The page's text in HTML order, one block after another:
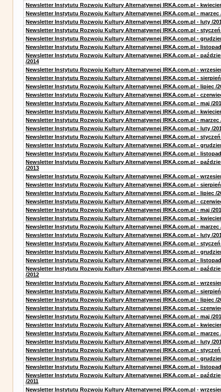
Newsletter Instytutu Rozwoju Kultury Alternatywnej IRKA.com.pl -
Newsletter Instytutu Rozwoju Kultury Alternatywnej IRKA.com.pl - marzec
Newsletter Instytutu Rozwoju Kultury Alternatywnej IRKA.com.pl - luty /
Newsletter Instytutu Rozwoju Kultury Alternatywnej IRKA.com.pl - styczeń
Newsletter Instytutu Rozwoju Kultury Alternatywnej IRKA.com.pl -
Newsletter Instytutu Rozwoju Kultury Alternatywnej IRKA.com.pl - listopad
Newsletter Instytutu Rozwoju Kultury Alternatywnej IRKA.com.pl -
/2014
Newsletter Instytutu Rozwoju Kultury Alternatywnej IRKA.com.pl -
Newsletter Instytutu Rozwoju Kultury Alternatywnej IRKA.com.pl - sierpień
Newsletter Instytutu Rozwoju Kultury Alternatywnej IRKA.com.pl - lipiec /
Newsletter Instytutu Rozwoju Kultury Alternatywnej IRKA.com.pl -
Newsletter Instytutu Rozwoju Kultury Alternatywnej IRKA.com.pl - maj /
Newsletter Instytutu Rozwoju Kultury Alternatywnej IRKA.com.pl -
Newsletter Instytutu Rozwoju Kultury Alternatywnej IRKA.com.pl - marzec
Newsletter Instytutu Rozwoju Kultury Alternatywnej IRKA.com.pl - luty /
Newsletter Instytutu Rozwoju Kultury Alternatywnej IRKA.com.pl - styczeń
Newsletter Instytutu Rozwoju Kultury Alternatywnej IRKA.com.pl -
Newsletter Instytutu Rozwoju Kultury Alternatywnej IRKA.com.pl - listopad
Newsletter Instytutu Rozwoju Kultury Alternatywnej IRKA.com.pl -
/2013
Newsletter Instytutu Rozwoju Kultury Alternatywnej IRKA.com.pl -
Newsletter Instytutu Rozwoju Kultury Alternatywnej IRKA.com.pl - sierpień
Newsletter Instytutu Rozwoju Kultury Alternatywnej IRKA.com.pl - lipiec /
Newsletter Instytutu Rozwoju Kultury Alternatywnej IRKA.com.pl -
Newsletter Instytutu Rozwoju Kultury Alternatywnej IRKA.com.pl - maj /
Newsletter Instytutu Rozwoju Kultury Alternatywnej IRKA.com.pl -
Newsletter Instytutu Rozwoju Kultury Alternatywnej IRKA.com.pl - marzec
Newsletter Instytutu Rozwoju Kultury Alternatywnej IRKA.com.pl - luty /
Newsletter Instytutu Rozwoju Kultury Alternatywnej IRKA.com.pl - styczeń
Newsletter Instytutu Rozwoju Kultury Alternatywnej IRKA.com.pl -
Newsletter Instytutu Rozwoju Kultury Alternatywnej IRKA.com.pl - listopad
Newsletter Instytutu Rozwoju Kultury Alternatywnej IRKA.com.pl -
/2012
Newsletter Instytutu Rozwoju Kultury Alternatywnej IRKA.com.pl -
Newsletter Instytutu Rozwoju Kultury Alternatywnej IRKA.com.pl - sierpień
Newsletter Instytutu Rozwoju Kultury Alternatywnej IRKA.com.pl - lipiec /
Newsletter Instytutu Rozwoju Kultury Alternatywnej IRKA.com.pl -
Newsletter Instytutu Rozwoju Kultury Alternatywnej IRKA.com.pl - maj /
Newsletter Instytutu Rozwoju Kultury Alternatywnej IRKA.com.pl -
Newsletter Instytutu Rozwoju Kultury Alternatywnej IRKA.com.pl - marzec
Newsletter Instytutu Rozwoju Kultury Alternatywnej IRKA.com.pl - luty /
Newsletter Instytutu Rozwoju Kultury Alternatywnej IRKA.com.pl - styczeń
Newsletter Instytutu Rozwoju Kultury Alternatywnej IRKA.com.pl -
Newsletter Instytutu Rozwoju Kultury Alternatywnej IRKA.com.pl - listopad
Newsletter Instytutu Rozwoju Kultury Alternatywnej IRKA.com.pl -
/2011
Newsletter Instytutu Rozwoju Kultury Alternatywnej IRKA.com.pl -